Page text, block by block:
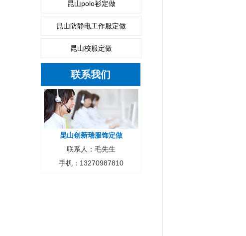
昆山polo衫定做
昆山防静电工作服定做
昆山校服定做
联系我们
昆山创新瑞服饰定做
联系人：毛先生
手机：13270987810